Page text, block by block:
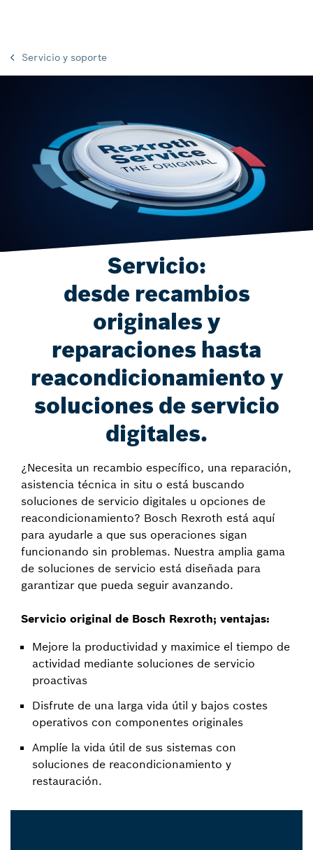
Servicio y soporte
Servicio:
desde recambios
originales y
reparaciones hasta
reacondicionamiento y
soluciones de servicio
digitales.
¿Necesita un recambio específico, una reparación,
asistencia técnica in situ o está buscando
soluciones de servicio digitales u opciones de
reacondicionamiento? Bosch Rexroth está aquí
para ayudarle a que sus operaciones sigan
funcionando sin problemas. Nuestra amplia gama
de soluciones de servicio está diseñada para
garantizar que pueda seguir avanzando.
Servicio original de Bosch Rexroth; ventajas:
Mejore la productividad y maximice el tiempo de
actividad mediante soluciones de servicio
proactivas
Disfrute de una larga vida útil y bajos costes
operativos con componentes originales
Amplíe la vida útil de sus sistemas con
soluciones de reacondicionamiento y
restauración.